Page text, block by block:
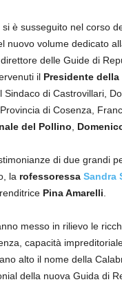
è susseguito nel corso
nuovo volume dedicato
delle Guide di
il Presidente
il Sindaco di Castrovillari,
di Cosenza,
del Pollino
di due grandi
la rofessoressa Sandra
Pina Amarelli
messo in rilievo le
capacità
alto il nome della
della nuova Guida di